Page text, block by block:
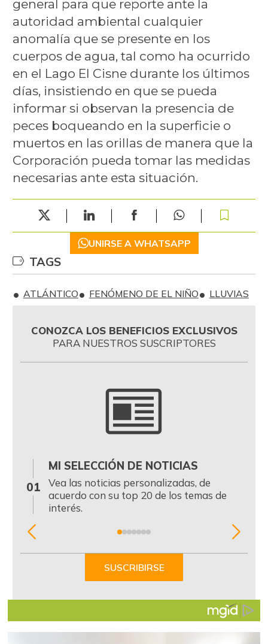
general para que reporte ante la
autoridad ambiental cualquier
anomalía que se presente en los
cuerpos de agua, tal como ha ocurrido
en el Lago El Cisne durante los últimos
días, insistiendo en que se pueda
informar si observan la presencia de
peces boqueando en la superficie o
muertos en las orillas de manera que la
Corporación pueda tomar las medidas
necesarias ante esta situación.
UNIRSE A WHATSAPP
TAGS
ATLÁNTICO FENÓMENO DE EL NIÑO LLUVIAS
CONOZCA LOS BENEFICIOS EXCLUSIVOS
PARA NUESTROS SUSCRIPTORES
01
MI SELECCIÓN DE NOTICIAS
Vea las noticias personalizadas, de
acuerdo con su top 20 de los temas de
interés.
Item
SUSCRIBIRSE